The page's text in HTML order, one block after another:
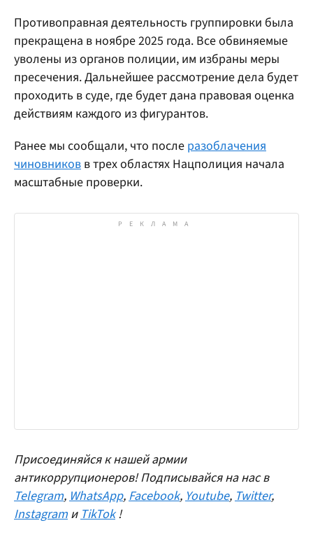
Противоправная деятельность группировки была
прекращена в ноябре 2025 года. Все обвиняемые
уволены из органов полиции, им избраны меры
пресечения. Дальнейшее рассмотрение дела будет
проходить в суде, где будет дана правовая оценка
действиям каждого из фигурантов.
Ранее мы сообщали, что после разоблачения
чиновников в трех областях Нацполиция начала
масштабные проверки.
Присоединяйся к нашей армии
антикоррупционеров! Подписывайся на нас в
Telegram, WhatsApp, Facebook, Youtube, Twitter,
Instagram и TikTok!